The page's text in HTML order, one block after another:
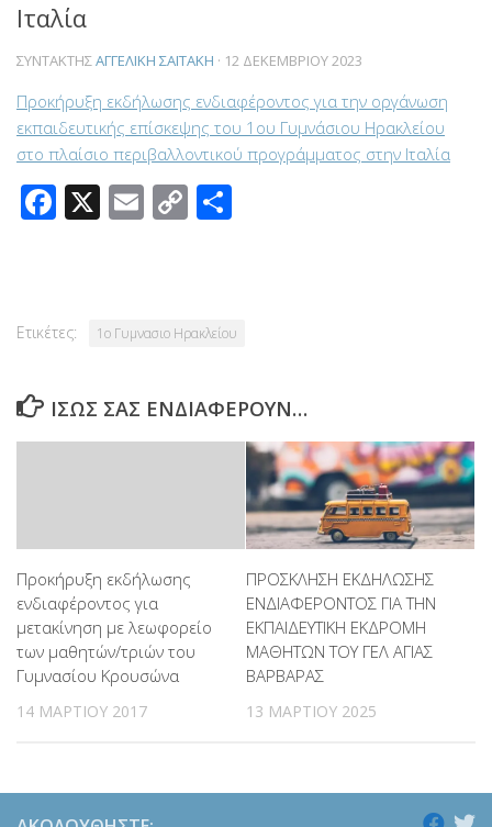
Ιταλία
ΣΥΝΤΆΚΤΗΣΑΓΓΕΛΙΚΉ ΣΑΪΤΆΚΗ · 12 ΔΕΚΕΜΒΡΊΟΥ 2023
Προκήρυξη εκδήλωσης ενδιαφέροντος για την οργάνωση
εκπαιδευτικής επίσκεψης του 1ου Γυμνάσιου Ηρακλείου
στο πλαίσιο περιβαλλοντικού προγράμματος στην Ιταλία
Facebook
X Email
Copy
Ετικέτες: 1ο Γυμνασιο Ηρακλείου
ΊΣΩΣ ΣΑΣ ΕΝΔΙΑΦΈΡΟΥΝ…
Προκήρυξη εκδήλωσης
ενδιαφέροντος για
μετακίνηση με λεωφορείο
των μαθητών/τριών του
Γυμνασίου Κρουσώνα
14 ΜΑΡΤΊΟΥ 2017
ΠΡΟΣΚΛΗΣΗ ΕΚΔΗΛΩΣΗΣ
ΕΝΔΙΑΦΕΡΟΝΤΟΣ ΓΙΑ ΤΗΝ
ΕΚΠΑΙΔΕΥΤΙΚΗ ΕΚΔΡΟΜΗ
ΜΑΘΗΤΩΝ ΤΟΥ ΓΕΛ ΑΓΙΑΣ
ΒΑΡΒΑΡΑΣ
13 ΜΑΡΤΊΟΥ 2025